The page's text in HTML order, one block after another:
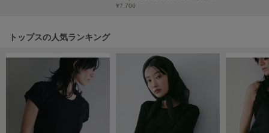
le
le coq sportif
ルコックスポルティフ
LeSportsac
レスポートサック
¥7,700
トップスの人気ランキング